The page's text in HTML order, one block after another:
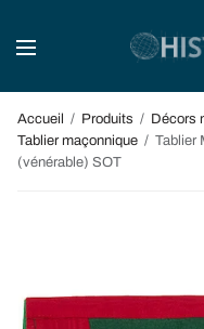
Accueil / Produits / Décors
Tablier maçonnique / Tablier
(vénérable) SOT